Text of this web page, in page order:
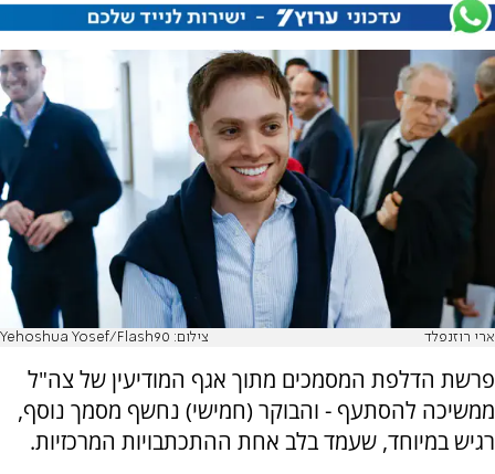
ארי רוזנפלד צילום: Yehoshua Yosef/Flash90
פרשת הדלפת המסמכים מתוך אגף המודיעין של צה"ל
ממשיכה להסתעף - והבוקר (חמישי) נחשף מסמך נוסף,
רגיש במיוחד, שעמד בלב אחת ההתכתבויות המרכזיות.